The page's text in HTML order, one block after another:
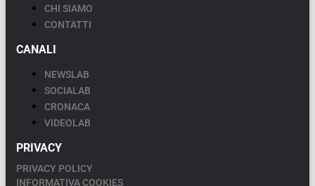
CHI SIAMO
CONTATTI
CANALI
NEWSLAB
SOCIALAB
CRONACA
VIDEOLAB
PRIVACY
PRIVACY POLICY
INFORMATIVA COOKIES